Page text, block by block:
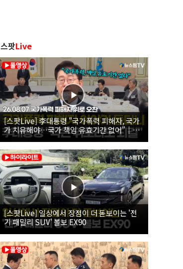
스팟Live
[스팟Live] 李대통령 "국가폭력 피해자, 국가
가 치유해야…국가 책임 유효기간 없어"｜
26.08.07 국가폭력 피해자 위로 오찬
[스팟Live] 일상에서 장점이 더 돋보이는 '전
기 패밀리 SUV' 볼보 EX90